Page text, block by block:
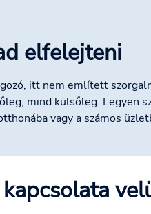
elfelejteni
itt nem említett
mind külsőleg. Legyen
vagy a számos